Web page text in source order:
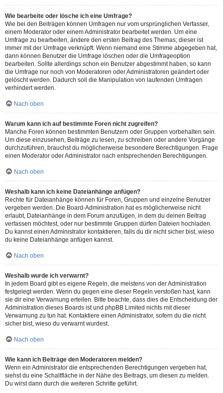
Wie bearbeite oder lösche ich eine Umfrage?
Wie bei den Beiträgen können Umfragen nur vom ursprünglichen Verfasser,
einem Moderator oder einem Administrator bearbeitet werden. Um eine
Umfrage zu bearbeiten, ändere den ersten Beitrag des Themas; dieser ist
immer mit der Umfrage verknüpft. Wenn niemand eine Stimme abgegeben hat,
dann können Benutzer die Umfrage löschen oder die Umfrageoption
bearbeiten. Sollte allerdings schon ein Benutzer abgestimmt haben, so kann
die Umfrage nur noch von Moderatoren oder Administratoren geändert oder
gelöscht werden. Dadurch soll die Manipulation von laufenden Umfragen
verhindert werden.
Nach oben
Warum kann ich auf bestimmte Foren nicht zugreifen?
Manche Foren können bestimmten Benutzern oder Gruppen vorbehalten sein.
Um diese einzusehen, Beiträge zu lesen, zu schreiben oder andere Vorgänge
durchzuführen, brauchst du möglicherweise besondere Berechtigungen. Frage
einen Moderator oder Administrator nach entsprechenden Berechtigungen.
Nach oben
Weshalb kann ich keine Dateianhänge anfügen?
Rechte für Dateianhänge können für Foren, Gruppen und einzelne Benutzer
vergeben werden. Die Board-Administration hat es möglicherweise nicht
erlaubt, Dateianhänge in dem Forum anzufügen, in dem du deinen Beitrag
verfassen möchtest, oder nur bestimmte Gruppen dürfen Dateien hochladen.
Du kannst einen Administrator kontaktieren, falls du dir nicht sicher bist, wieso
du keine Dateianhänge anfügen kannst.
Nach oben
Weshalb wurde ich verwarnt?
In jedem Board gibt es eigene Regeln, die meistens von der Administration
festgelegt werden. Wenn du gegen eine dieser Regeln verstoßen hast, kann
sie dir eine Verwarnung erteilen. Bitte beachte, dass dies die Entscheidung der
Administration dieses Boards ist und phpBB Limited nichts mit dieser
Verwarnung zu tun hat. Kontaktiere einen Administrator, sofern du die nicht
sicher bist, wieso du verwarnt wurdest.
Nach oben
Wie kann ich Beiträge den Moderatoren melden?
Wenn ein Administrator die entsprechenden Berechtigungen vergeben hat,
siehst du eine Schaltfläche in der Nähe des Beitrags, um diesen zu melden.
Du wirst dann durch die weiteren Schritte geführt.